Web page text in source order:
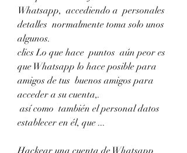
Whatsapp,  accediendo a  personales
detalles  normalmente toma solo unos
algunos.
clics Lo que hace  puntos  aún peor es
que Whatsapp lo hace posible para
amigos de tus  buenos amigos para
acceder a su cuenta,.
establecer en él, que ...
Hackear una cuenta de Whatsapp